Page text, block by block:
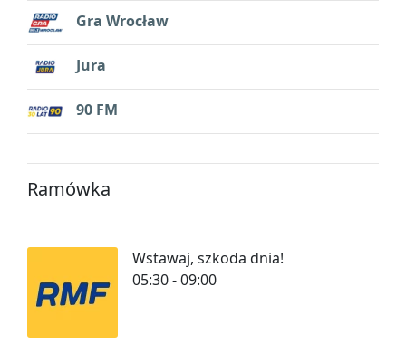
Gra Wrocław
Jura
90 FM
Ramówka
Wstawaj, szkoda dnia!
05:30 - 09:00